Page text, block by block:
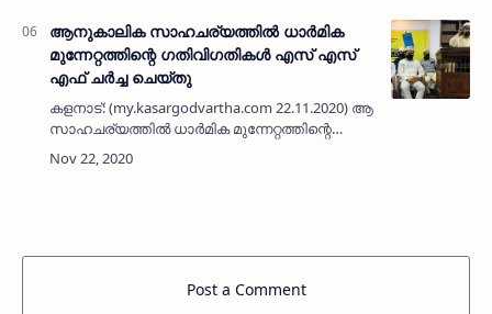
ആനുകാലിക സാഹചര്യത്തില്‍ ധാര്‍മിക
മുന്നേറ്റത്തിന്റെ ഗതിവിഗതികള്‍ എസ് എസ്
എഫ് ചര്‍ച്ച ചെയ്തു
കളനാട്: (my.kasargodvartha.com 22.11.2020) ആനുകാലിക
സാഹചര്യത്തില്‍ ധാര്‍മിക മുന്നേറ്റത്തിന്റെ
ഗതിവിഗതികള്‍ എസ് എസ് എഫ് ചര്‍ച്ച ചെയ്തു.
ഇന്‍ഖിലാബ് വിദ്യാര്‍ത്ഥി…
Post a Comment